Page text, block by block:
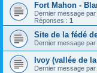
Fort Mahon -
Dernier message par
Réponses : 1
Site de la fédé
Dernier message par
Ivoy (vallée de
Dernier message par